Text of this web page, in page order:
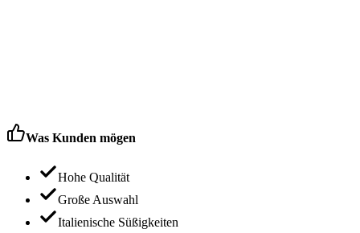
Was Kunden mögen
Hohe Qualität
Große Auswahl
Italienische Süßigkeiten